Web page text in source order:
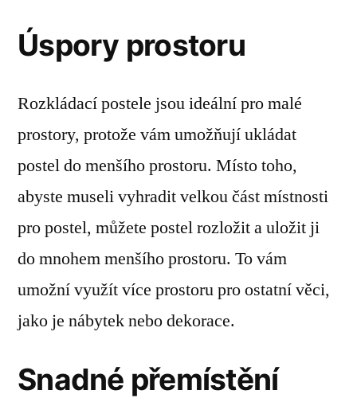
Úspory prostoru
Rozkládací postele jsou ideální pro malé
prostory, protože vám umožňují ukládat
postel do menšího prostoru. Místo toho,
abyste museli vyhradit velkou část místnosti
pro postel, můžete postel rozložit a uložit ji
do mnohem menšího prostoru. To vám
umožní využít více prostoru pro ostatní věci,
jako je nábytek nebo dekorace.
Snadné přemístění